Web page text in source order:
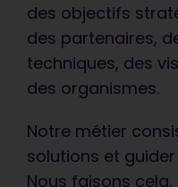
des objectifs
des partenaires,
techniques, des
des organismes.
Notre métier
solutions et
Nous faisons